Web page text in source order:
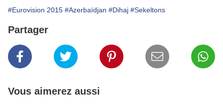
#Eurovision 2015 #Azerbaïdjan #Dihaj #Sekeltons
Partager
Vous aimerez aussi